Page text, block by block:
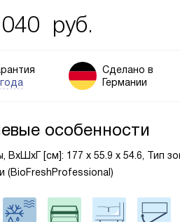
руб.
Сделано в
Германии
особенности
ВxШxГ [см]: 177 х 55.9 х 54.6, Тип
(BioFreshProfessional)